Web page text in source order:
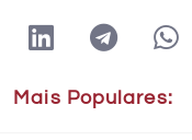
Mais Populares: